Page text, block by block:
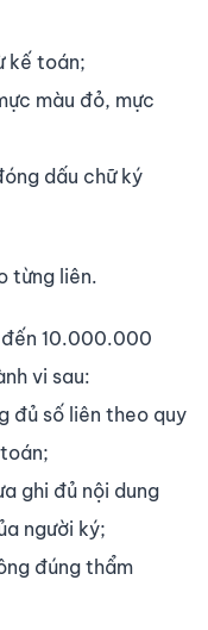
kế toán;
màu đỏ, mực
dấu chữ ký
từng liên.
10.000.000
vi sau:
đủ số liên theo quy
ghi đủ nội dung
người ký;
đúng thẩm